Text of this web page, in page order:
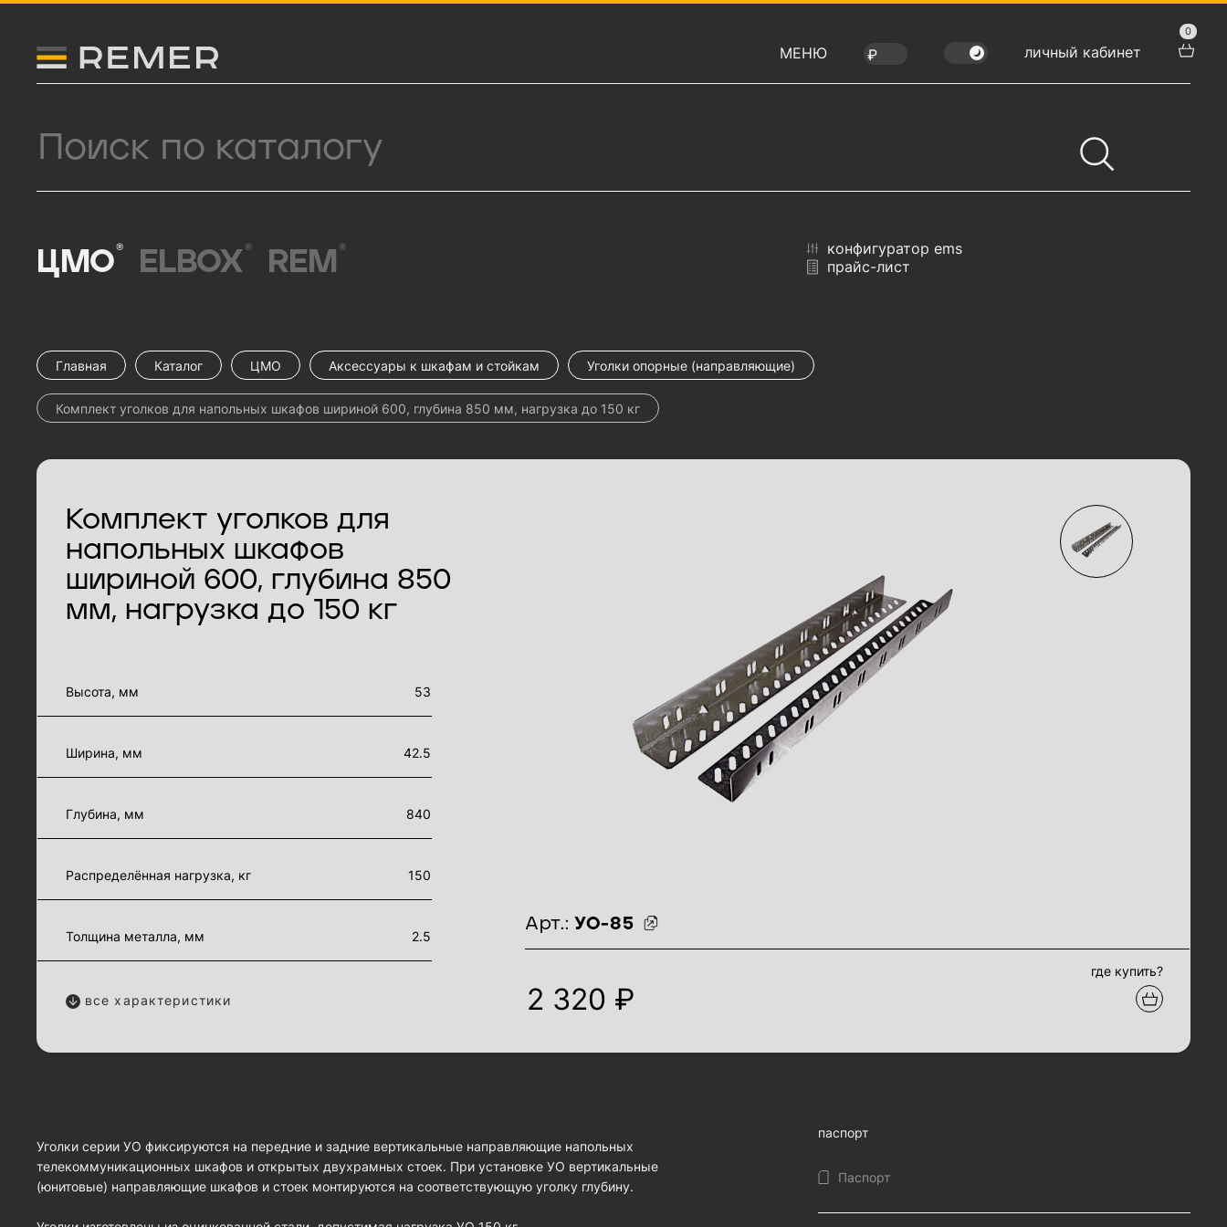
Логитип компании Remer МЕНЮ личный кабинет
0
ЦМО® ELBOX® REM ®
конфигуратор ems
прайс-лист
Главная Каталог ЦМО Аксессуары к шкафам и стойкам Уголки опорные (направляющие)
Комплект уголков для напольных шкафов шириной 600, глубина 850 мм, нагрузка до 150 кг
Комплект уголков для
напольных шкафов
шириной 600, глубина 850
мм, нагрузка до 150 кг
идентификаторы товара
Арт.: УО-85
где купить?
2 320 ₽
Высота, мм
53
Ширина, мм 42.5
Глубина, мм 840
Распределённая нагрузка, кг 150
Толщина металла, мм 2.5
все характеристики
Уголки серии УО фиксируются на передние и задние вертикальные направляющие напольных
телекоммуникационных шкафов и открытых двухрамных стоек. При установке УО вертикальные
(юнитовые) направляющие шкафов и стоек монтируются на соответствующую уголку глубину.
паспорт
Паспорт